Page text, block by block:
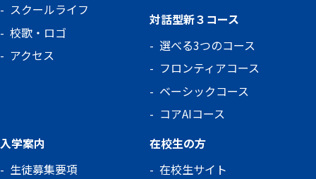
スクールライフ
校歌・ロゴ
アクセス
対話型新３コース
選べる3つのコース
フロンティアコース
ベーシックコース
コアAIコース
入学案内
生徒募集要項
在校生の方
在校生サイト